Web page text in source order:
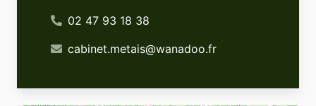
02 47 93 18 38
cabinet.metais@wanadoo.fr